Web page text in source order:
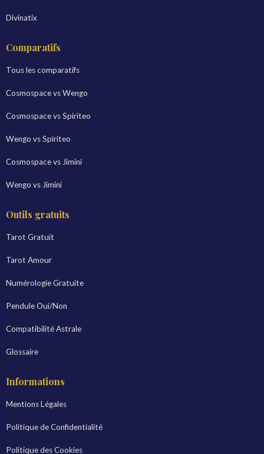
Divinatix
Comparatifs
Tous les comparatifs
Cosmospace vs Wengo
Cosmospace vs Spiriteo
Wengo vs Spiriteo
Cosmospace vs Jimini
Wengo vs Jimini
Outils gratuits
Tarot Gratuit
Tarot Amour
Numérologie Gratuite
Pendule Oui/Non
Compatibilité Astrale
Glossaire
Informations
Mentions Légales
Politique de Confidentialité
Politique des Cookies